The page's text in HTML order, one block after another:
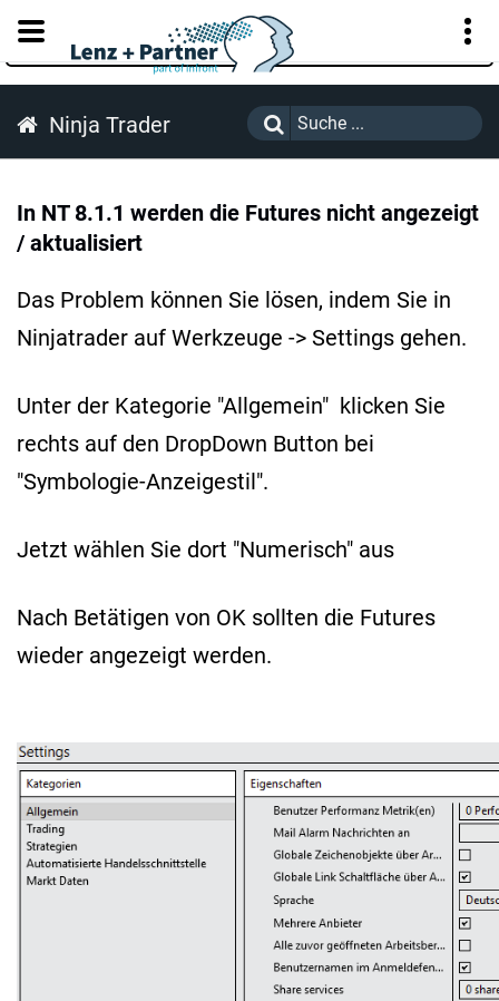
KUNDENPORTAL
Ninja Trader
In NT 8.1.1 werden die Futures nicht angezeigt
/ aktualisiert
Das Problem können Sie lösen, indem Sie in
Ninjatrader auf Werkzeuge -> Settings gehen.
Unter der Kategorie "Allgemein" klicken Sie
rechts auf den DropDown Button bei
"Symbologie-Anzeigestil".
Jetzt wählen Sie dort "Numerisch" aus
Nach Betätigen von OK sollten die Futures
wieder angezeigt werden.